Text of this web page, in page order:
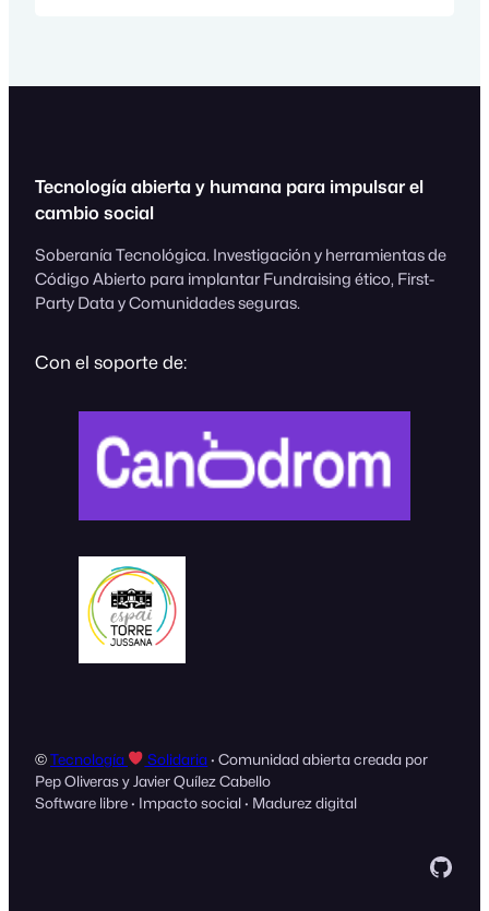
la integración entre aplicativos o bien…
Tecnología abierta y humana para impulsar el
cambio social
Soberanía Tecnológica. Investigación y herramientas de
Código Abierto para implantar Fundraising ético, First-
Party Data y Comunidades seguras.
Con el soporte de:
©Tecnología Solidaria· Comunidad abierta creada por
Pep Oliveras y Javier Quílez Cabello
Software libre · Impacto social · Madurez digital